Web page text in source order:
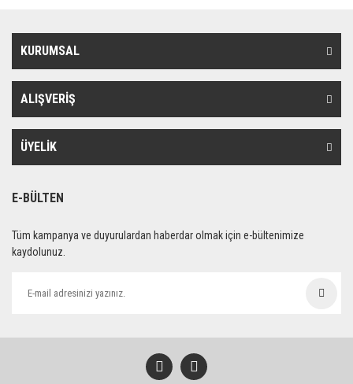
KURUMSAL
ALIŞVERİŞ
ÜYELİK
E-BÜLTEN
Tüm kampanya ve duyurulardan haberdar olmak için e-bültenimize
kaydolunuz.